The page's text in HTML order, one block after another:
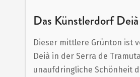
der
springen
Das Künstlerdorf
Dieser mittlere Grünton ist
Deià in der Serra de
unaufdringliche Schönheit